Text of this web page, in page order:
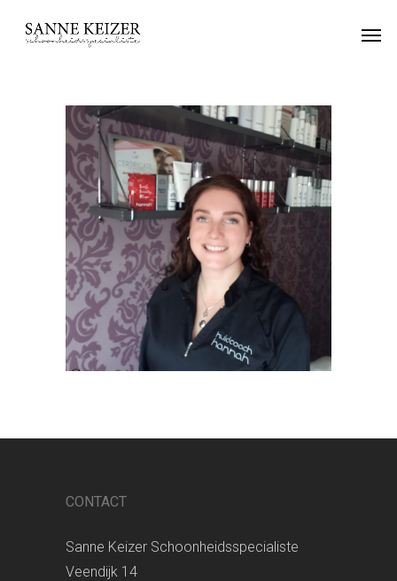
CONTACT
Sanne Keizer Schoonheidsspecialiste
Veendijk 14